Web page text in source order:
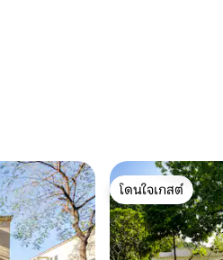
โดนใจเกสต์
โดนใจเกสต์